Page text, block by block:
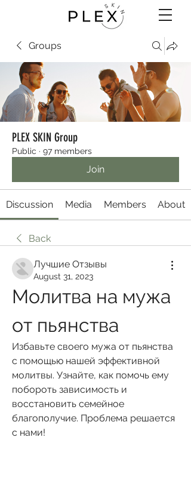
Groups
PLEX SKIN Group
Public · 97 members
Join
Discussion Media Members About
Back
Лучшие Отзывы
August 31, 2023
Молитва на мужа
от пьянства
Избавьте своего мужа от пьянства
с помощью нашей эффективной
молитвы. Узнайте, как помочь ему
побороть зависимость и
восстановить семейное
благополучие. Проблема решается
с нами!